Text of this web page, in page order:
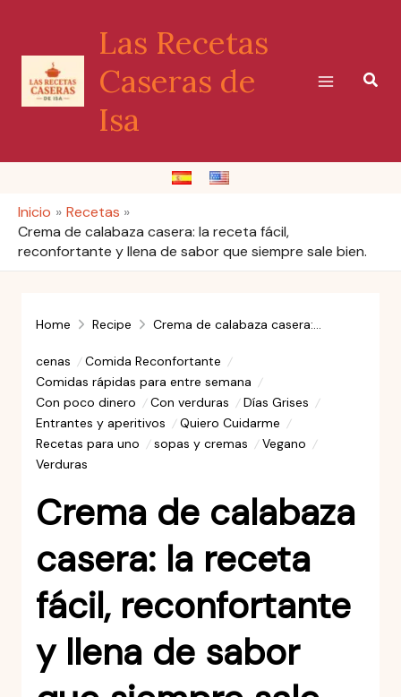
contenido
Las Recetas
Caseras de
Isa
Inicio
Recetas
Crema de calabaza casera: la receta fácil,
reconfortante y llena de sabor que siempre sale bien.
Home Recipe Crema de calabaza casera: la receta fácil, reconfortante y llena de sabor que siempre sale bien.
cenas
Comida Reconfortante
Comidas rápidas para entre semana
Con poco dinero
Con verduras
Días Grises
Entrantes y aperitivos
Quiero Cuidarme
Recetas para uno
sopas y cremas
Vegano
Verduras
Crema de calabaza
casera: la receta
fácil, reconfortante
y llena de sabor